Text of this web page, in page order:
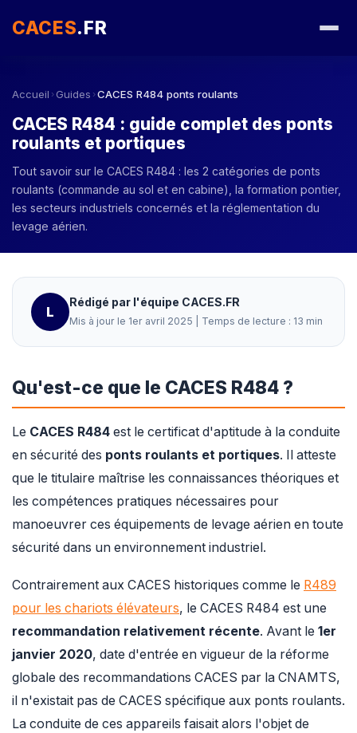
CACES.FR
Accueil › Guides ›CACES R484 ponts roulants
CACES R484 : guide complet des ponts
roulants et portiques
Tout savoir sur le CACES R484 : les 2 catégories de ponts
roulants (commande au sol et en cabine), la formation pontier,
les secteurs industriels concernés et la réglementation du
levage aérien.
L
Rédigé par l'équipe CACES.FR
Mis à jour le 1er avril 2025 | Temps de lecture : 13 min
Qu'est-ce que le CACES R484 ?
Le CACES R484 est le certificat d'aptitude à la conduite
en sécurité des ponts roulants et portiques. Il atteste
que le titulaire maîtrise les connaissances théoriques et
les compétences pratiques nécessaires pour
manoeuvrer ces équipements de levage aérien en toute
sécurité dans un environnement industriel.
Contrairement aux CACES historiques comme le R489
pour les chariots élévateurs, le CACES R484 est une
recommandation relativement récente. Avant le 1er
janvier 2020, date d'entrée en vigueur de la réforme
globale des recommandations CACES par la CNAMTS,
il n'existait pas de CACES spécifique aux ponts roulants.
La conduite de ces appareils faisait alors l'objet de